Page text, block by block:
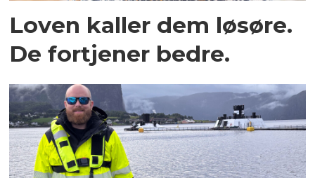
Loven kaller dem løsøre.
De fortjener bedre.